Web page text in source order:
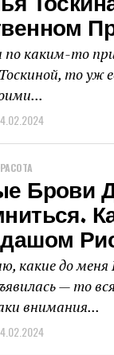
по каким-то
то уж
Брови
какие до
— то
внимания...